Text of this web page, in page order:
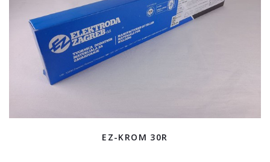
EZ-KROM 30R